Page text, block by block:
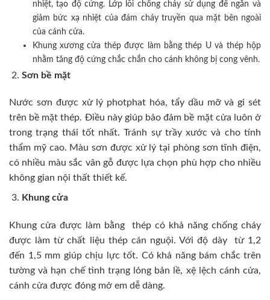
nhiệt, tạo độ cứng. Lớp lõi chống cháy sử dụng để ngăn và
giảm bức xạ nhiệt của đám cháy truyền qua mặt bên ngoài
của cánh cửa.
Khung xương cửa thép được làm bằng thép U và thép hộp
nhằm tăng độ cứng chắc chắn cho cánh không bị cong vênh.
Sơn bề mặt
Nước sơn được xử lý photphat hóa, tẩy dầu mỡ và gỉ sét
trên bề mặt thép. Điều này giúp bảo đảm bề mặt cửa luôn ở
trong trạng thái tốt nhất. Tránh sự trầy xước và cho tính
thẩm mỹ cao. Màu sơn được xử lý tại phòng sơn tĩnh điện,
có nhiều màu sắc vân gỗ được lựa chọn phù hợp cho nhiều
không gian nội thất thiết kế.
Khung cửa
Khung cửa được làm bằng thép có khả năng chống cháy
được làm từ chất liệu thép cán nguội. Với độ dày từ 1,2
đến 1,5 mm giúp chịu lực tốt. Có khả năng bám chắc trên
tường và hạn chế tình trạng lỏng bản lề, xệ lệch cánh cửa,
cánh cửa được đóng mở em dễ dàng.